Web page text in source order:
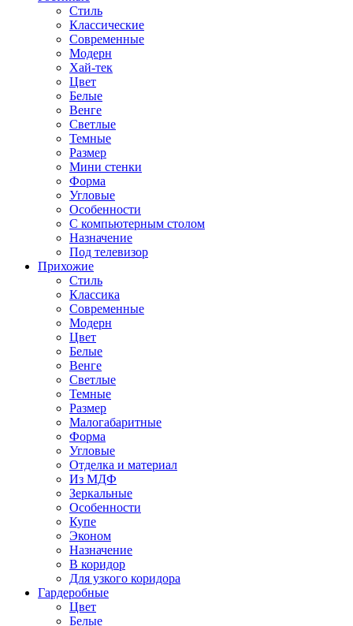
Стиль
Классические
Современные
Модерн
Хай-тек
Цвет
Белые
Венге
Светлые
Темные
Размер
Мини стенки
Форма
Угловые
Особенности
С компьютерным столом
Назначение
Под телевизор
Прихожие
Стиль
Классика
Современные
Модерн
Цвет
Белые
Венге
Светлые
Темные
Размер
Малогабаритные
Форма
Угловые
Отделка и материал
Из МДФ
Зеркальные
Особенности
Купе
Эконом
Назначение
В коридор
Для узкого коридора
Гардеробные
Цвет
Белые